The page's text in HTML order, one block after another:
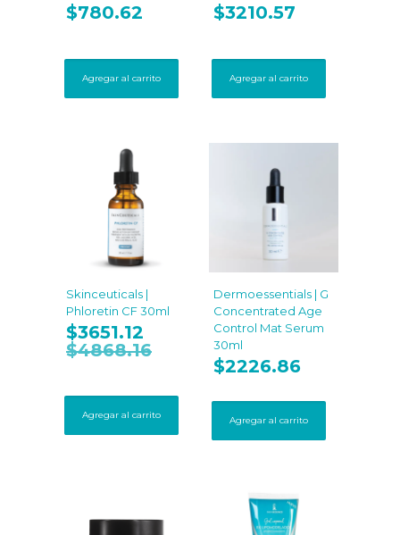
$780.62
Agregar al carrito
$3210.57
Agregar al carrito
Skinceuticals |
Phloretin CF 30ml
$3651.12
$4868.16
Agregar al carrito
Dermoessentials | G
Concentrated Age
Control Mat Serum
30ml
$2226.86
Agregar al carrito